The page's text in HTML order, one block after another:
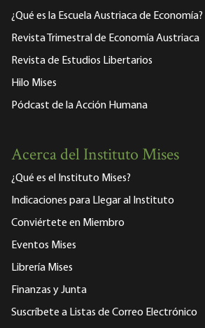
¿Qué es la Escuela Austriaca de Economía?
Revista Trimestral de Economía Austriaca
Revista de Estudios Libertarios
Hilo Mises
Pódcast de la Acción Humana
Acerca del Instituto Mises
¿Qué es el Instituto Mises?
Indicaciones para Llegar al Instituto
Conviértete en Miembro
Eventos Mises
Librería Mises
Finanzas y Junta
Suscríbete a Listas de Correo Electrónico